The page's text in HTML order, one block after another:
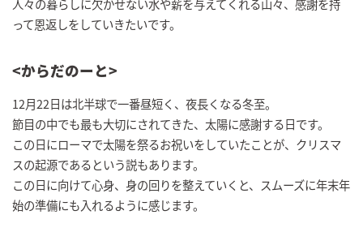
人々の暮らしに欠かせない水や薪を与えてくれる山々、感謝を持
って恩返しをしていきたいです。
<からだのーと>
12月22日は北半球で一番昼短く、夜長くなる冬至。
節目の中でも最も大切にされてきた、太陽に感謝する日です。
この日にローマで太陽を祭るお祝いをしていたことが、クリスマ
スの起源であるという説もあります。
この日に向けて心身、身の回りを整えていくと、スムーズに年末年
始の準備にも入れるように感じます。